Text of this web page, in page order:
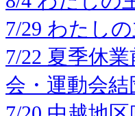
7/29 わたし
7/22 夏季休
会・運動会結